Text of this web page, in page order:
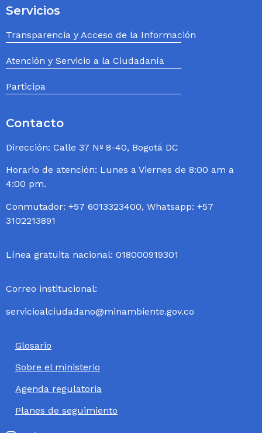
Servicios
Transparencia y Acceso de la Información
Atención y Servicio a la Ciudadanía
Participa
Contacto
Dirección: Calle 37 Nº 8-40, Bogotá DC
Horario de atención: Lunes a Viernes de 8:00 am a
4:00 pm.
Conmutador: +57 6013323400, Whatsapp: +57
3102213891
Línea gratuita nacional: 018000919301
Correo institucional:
servicioalciudadano@minambiente.gov.co
Glosario
Sobre el ministerio
Agenda regulatoria
Planes de seguimiento